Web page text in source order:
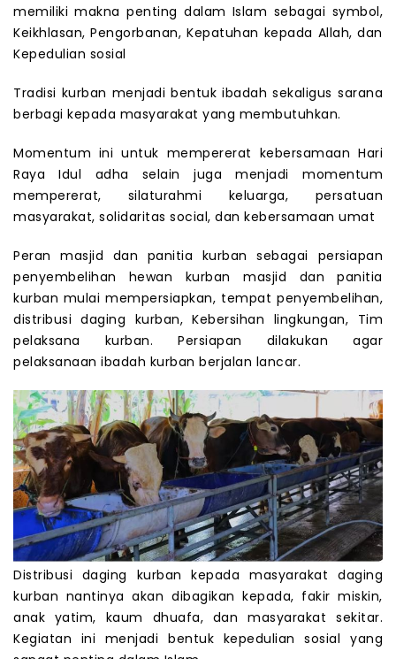
memiliki makna penting dalam Islam sebagai symbol,
Keikhlasan, Pengorbanan, Kepatuhan kepada Allah, dan
Kepedulian sosial
Tradisi kurban menjadi bentuk ibadah sekaligus sarana
berbagi kepada masyarakat yang membutuhkan.
Momentum ini untuk mempererat kebersamaan Hari
Raya Idul adha selain juga menjadi momentum
mempererat, silaturahmi keluarga, persatuan
masyarakat, solidaritas social, dan kebersamaan umat
Peran masjid dan panitia kurban sebagai persiapan
penyembelihan hewan kurban masjid dan panitia
kurban mulai mempersiapkan, tempat penyembelihan,
distribusi daging kurban, Kebersihan lingkungan, Tim
pelaksana kurban. Persiapan dilakukan agar
pelaksanaan ibadah kurban berjalan lancar.
Distribusi daging kurban kepada masyarakat daging
kurban nantinya akan dibagikan kepada, fakir miskin,
anak yatim, kaum dhuafa, dan masyarakat sekitar.
Kegiatan ini menjadi bentuk kepedulian sosial yang